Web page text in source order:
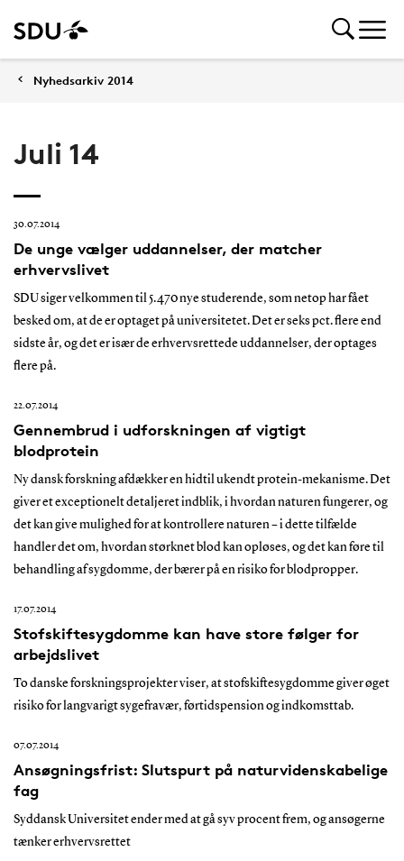
Nyhedsarkiv 2014
Juli 14
30.07.2014
De unge vælger uddannelser, der matcher
erhvervslivet
SDU siger velkommen til 5.470 nye studerende, som netop har fået
besked om, at de er optaget på universitetet. Det er seks pct. flere end
sidste år, og det er især de erhvervsrettede uddannelser, der optages
flere på.
22.07.2014
Gennembrud i udforskningen af vigtigt
blodprotein
Ny dansk forskning afdækker en hidtil ukendt protein-mekanisme. Det
giver et exceptionelt detaljeret indblik, i hvordan naturen fungerer, og
det kan give mulighed for at kontrollere naturen – i dette tilfælde
handler det om, hvordan størknet blod kan opløses, og det kan føre til
behandling af sygdomme, der bærer på en risiko for blodpropper.
17.07.2014
Stofskiftesygdomme kan have store følger for
arbejdslivet
To danske forskningsprojekter viser, at stofskiftesygdomme giver øget
risiko for langvarigt sygefravær, førtidspension og indkomsttab.
07.07.2014
Ansøgningsfrist: Slutspurt på naturvidenskabelige
fag
Syddansk Universitet ender med at gå syv procent frem, og ansøgerne
tænker erhvervsrettet